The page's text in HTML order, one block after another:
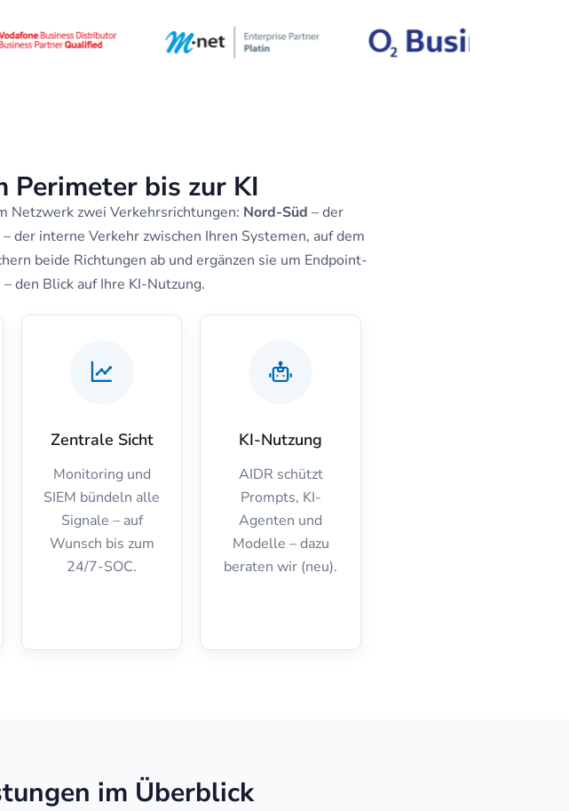
Perimeter bis zur KI
Netzwerk zwei Verkehrsrichtungen: Nord-Süd – der
– der interne Verkehr zwischen Ihren Systemen, auf dem
beide Richtungen ab und ergänzen sie um Endpoint-
den Blick auf Ihre KI-Nutzung.
Zentrale Sicht
Monitoring und
SIEM bündeln alle
Signale – auf
Wunsch bis zum
24/7-SOC.
KI-Nutzung
AIDR schützt
Prompts, KI-
Agenten und
Modelle – dazu
beraten wir (neu).
im Überblick